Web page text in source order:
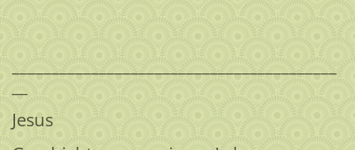
_________________________________________
__
Jesus